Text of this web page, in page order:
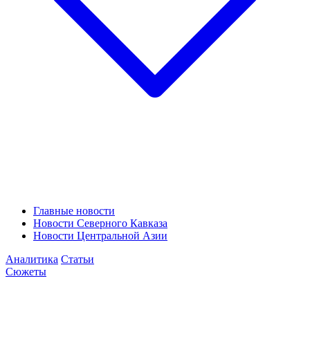
Главные новости
Новости Северного Кавказа
Новости Центральной Азии
Аналитика Статьи
Сюжеты